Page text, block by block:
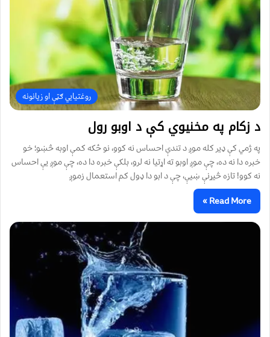
روغتیايي ګټې او زیانونه
د زکام په مخنیوي کې د اوبو رول
په ژمي کې ډیر کله موږ د تندې احساس نه کوو، نو ځکه کمې اوبه څښو؛ خو
خبره دا نه ده، چې موږ اوبو ته اړتیا نه لرو، بلکې خبره دا ده، چې موږ يې احساس
نه کوو! تازه څیړنې ښيې، چې د ابو دا ډول کم استعمال زموږ
Read More »